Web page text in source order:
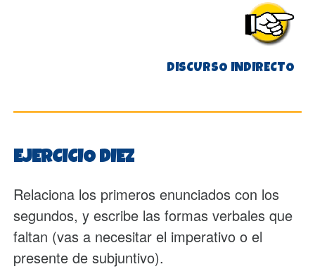
DISCURSO INDIRECTO
EJERCICIO DIEZ
Relaciona los primeros enunciados con los
segundos, y escribe las formas verbales que
faltan (vas a necesitar el imperativo o el
presente de subjuntivo).